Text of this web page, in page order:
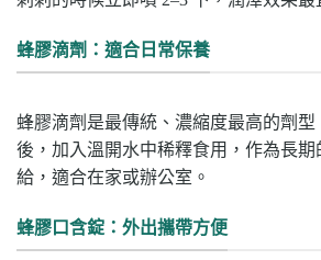
蜂膠滴劑：適合日常保養
蜂膠滴劑是最傳統、濃縮度最高的劑
後，加入溫開水中稀釋食用，作為長
給，適合在家或辦公室。
蜂膠口含錠：外出攜帶方便